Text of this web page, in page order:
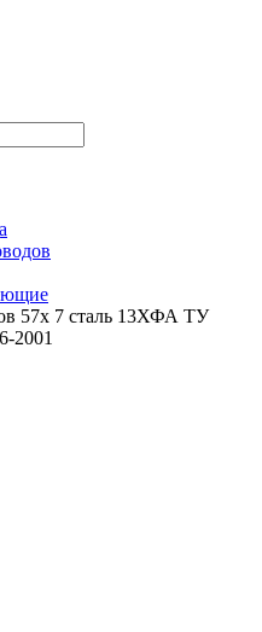
57х 7 сталь 13ХФА ТУ
2001